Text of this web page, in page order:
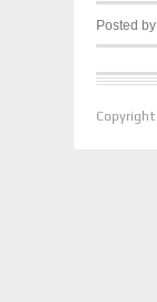
Posted by
Copyright